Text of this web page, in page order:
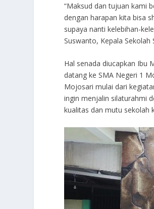
“Maksud dan tujuan kami
dengan harapan kita bisa
supaya nanti kelebihan-
Suswanto, Kepala Sekolah
Hal senada diucapkan Ibu
datang ke SMA Negeri 1
Mojosari mulai dari
ingin menjalin silaturahmi
kualitas dan mutu sekolah